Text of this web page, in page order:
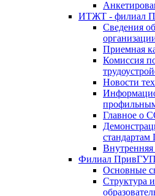
ИТЖТ - филиал
Сведения
Приемная
Комиссия
Новости
Главное о
Внутренняя
Филиал
Основные
Структура